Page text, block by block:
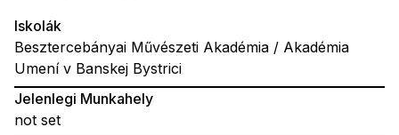
Iskolák
Besztercebányai Művészeti Akadémia / Akadémia
Umení v Banskej Bystrici
Jelenlegi Munkahely
not set